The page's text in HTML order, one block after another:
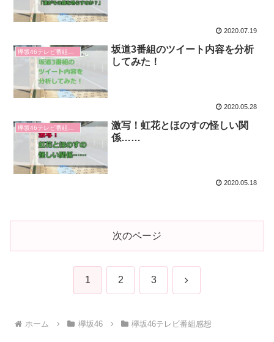
2020.07.19
欅坂46テレビ番組感想
坂道3番組のツイート内容を分析
してみた！
2020.05.28
激写！虹花とほのすの怪しい関
係……
2020.05.18
次のページ
1 2 3 次
ホーム 欅坂46 欅坂46テレビ番組感想